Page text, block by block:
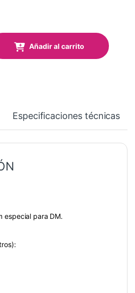
mm especial DM quantity
Añadir al carrito
Especificaciones técnicas
especial para DM.